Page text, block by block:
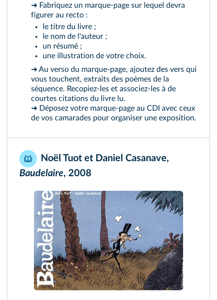
➜ Fabriquez un marque‑page sur lequel devra
figurer au recto :
le titre du livre ;
le nom de l'auteur ;
un résumé ;
une illustration de votre choix.
➜ Au verso du marque‑page, ajoutez des vers qui
vous touchent, extraits des poèmes de la
séquence. Recopiez‑les et associez‑les à de
courtes citations du livre lu.
➜ Déposez votre marque‑page au CDI avec ceux
de vos camarades pour organiser une exposition.
Noël Tuot et Daniel Casanave,
Baudelaire, 2008